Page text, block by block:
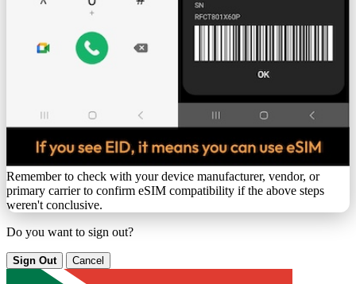
Remember to check with your device manufacturer, vendor, or
primary carrier to confirm eSIM compatibility if the above steps
weren't conclusive.
Do you want to sign out?
Sign Out Cancel